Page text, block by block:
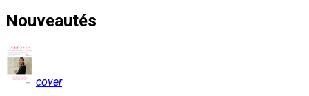
Nouveautés
cover